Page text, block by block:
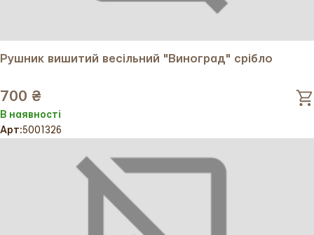
Рушник вишитий весільний "Виноград" срібло
700 ₴
В наявності
Арт:5001326